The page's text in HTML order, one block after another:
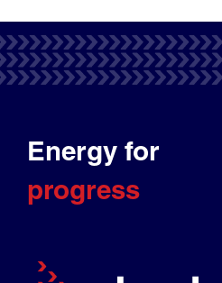
Energy for
progress